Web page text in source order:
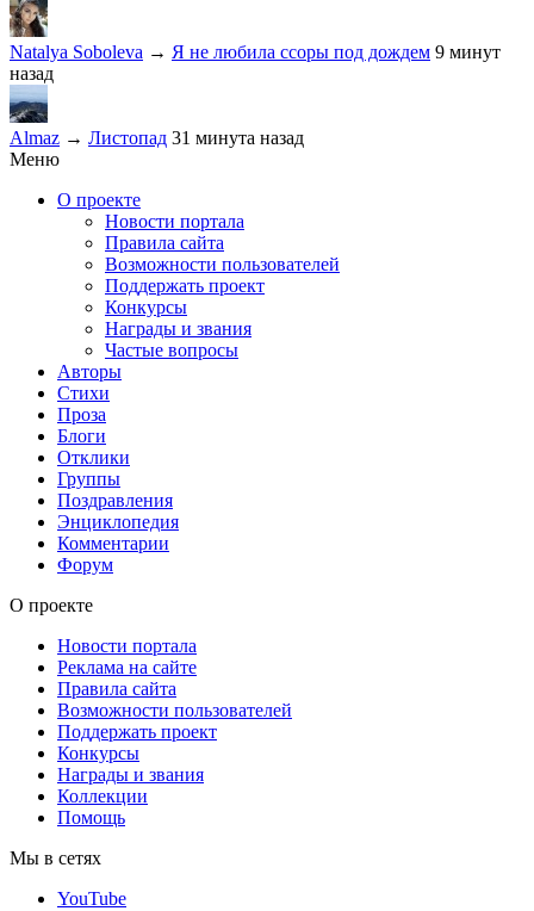
Natalya Soboleva → Я не любила ссоры под дождем 9 минут
назад
Almaz → Листопад 31 минута назад
Меню
О проекте
Новости портала
Правила сайта
Возможности пользователей
Поддержать проект
Конкурсы
Награды и звания
Частые вопросы
Авторы
Стихи
Проза
Блоги
Отклики
Группы
Поздравления
Энциклопедия
Комментарии
Форум
О проекте
Новости портала
Реклама на сайте
Правила сайта
Возможности пользователей
Поддержать проект
Конкурсы
Награды и звания
Коллекции
Помощь
Мы в сетях
YouTube